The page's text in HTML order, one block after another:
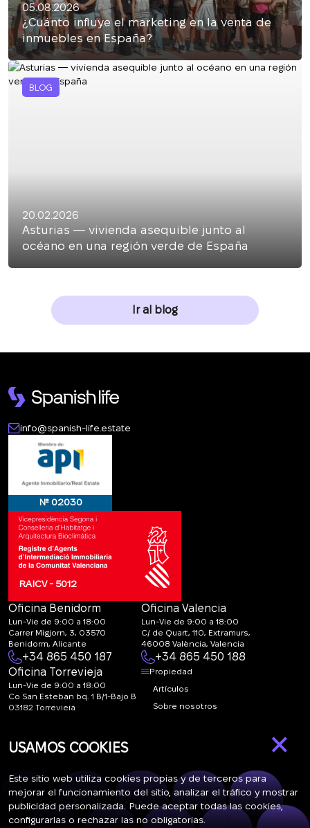
05.08.2026
¿Cuánto influye el marketing en la venta de
inmuebles en España?
BLOG
20.02.2026
Asturias — vivienda asequible junto al
océano en una región verde de España
Ir al blog
info@spanish-life.estate
№ 02030
RAICV - 5012
Oficina Benidorm
Lun-Vie de 9:00 a 18:00
Carrer Migjorn, 3, 03570
Benidorm, Alicante
+34 865 450 187
Oficina Valencia
Lun-Vie de 9:00 a 18:00
C/ de Quart, 110, Extramurs,
46008 València, Valencia
+34 865 450 188
Oficina Torrevieja
Lun-Vie de 9:00 a 18:00
Co San Esteban bq. 1 B/1-Bajo B
03182 Torrevieja
life.estate
Propiedad
Artículos
Sobre nosotros
Suscríbase a nuestras noticias. Envío semanal
×
USAMOS COOKIES
Este sitio web utiliza cookies propias y de terceros para
mejorar el funcionamiento del sitio, analizar el tráfico y mostrar
publicidad personalizada. Puede aceptar todas las cookies,
configurarlas o rechazar las no obligatorias.